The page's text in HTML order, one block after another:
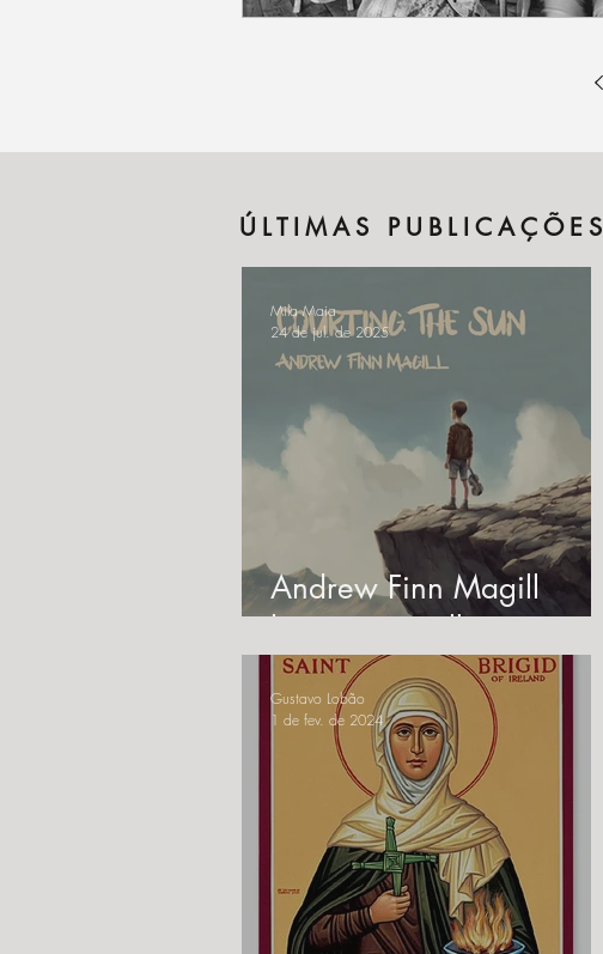
ÚLTIMAS PUBLICAÇÕES
Andrew Finn Magill
lança novo álbum
"Courting The Sun"
Mila Maia
24 de jul. de 2025
Gustavo Lobão
1 de fev. de 2024